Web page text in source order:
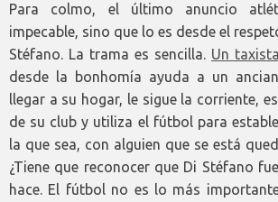
Para colmo, el último anuncio
impecable, sino que lo es desde el
Stéfano. La trama es sencilla. Un
desde la bonhomía ayuda a un
llegar a su hogar, le sigue la corriente,
de su club y utiliza el fútbol para
la que sea, con alguien que se está
¿Tiene que reconocer que Di Stéfano
hace. El fútbol no es lo más